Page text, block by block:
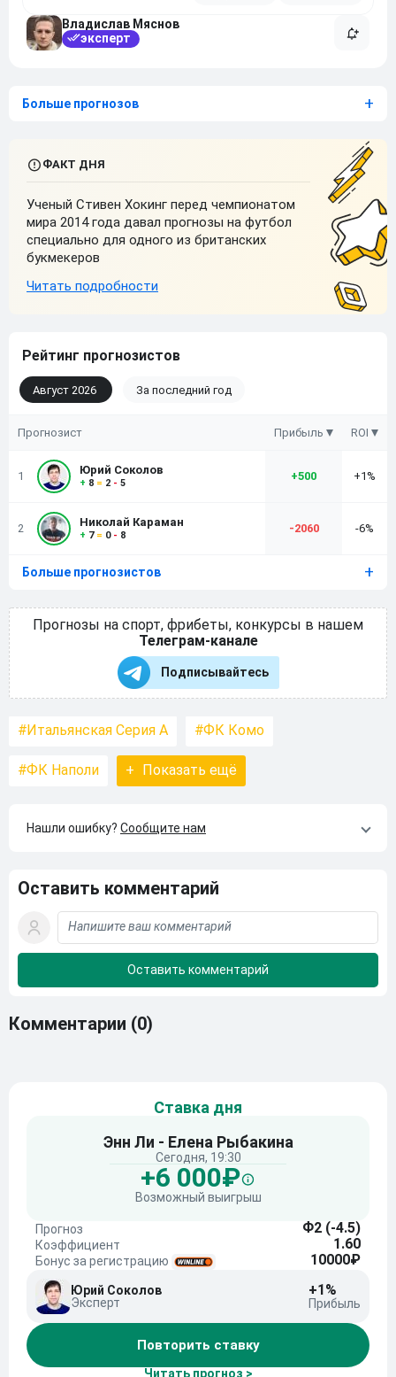
Владислав Мяснов
эксперт
Больше прогнозов
Ученый Стивен Хокинг перед чемпионатом
мира 2014 года давал прогнозы на футбол
специально для одного из британских
букмекеров
Рейтинг прогнозистов
Август 2026 За последний год
Прогнозист Прибыль ROI
1 Юрий Соколов
+ 8 = 2 - 5
+500 +1%
2 Николай Караман
+ 7= 0 - 8
-2060 -6%
Больше прогнозистов
Прогнозы на спорт, фрибеты, конкурсы в нашем
Телеграм-канале
Подписывайтесь
Итальянская Серия А ФК Комо
ФК Наполи + Показать ещё
Нашли ошибку? Сообщите нам
Оставить комментарий
Комментарии (0)
Ставка дня
Энн Ли - Елена Рыбакина
Сегодня, 19:30
+6 000₽
Возможный выигрыш
Прогноз Ф2 (-4.5)
Коэффициент 1.60
Бонус за регистрацию 10000₽
Юрий Соколов
Эксперт
+1%
Прибыль
Повторить ставку
Читать прогноз >